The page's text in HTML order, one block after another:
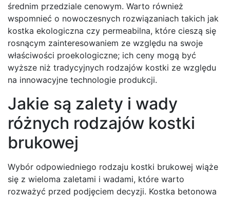
średnim przedziale cenowym. Warto również
wspomnieć o nowoczesnych rozwiązaniach takich jak
kostka ekologiczna czy permeabilna, które cieszą się
rosnącym zainteresowaniem ze względu na swoje
właściwości proekologiczne; ich ceny mogą być
wyższe niż tradycyjnych rodzajów kostki ze względu
na innowacyjne technologie produkcji.
Jakie są zalety i wady
różnych rodzajów kostki
brukowej
Wybór odpowiedniego rodzaju kostki brukowej wiąże
się z wieloma zaletami i wadami, które warto
rozważyć przed podjęciem decyzji. Kostka betonowa